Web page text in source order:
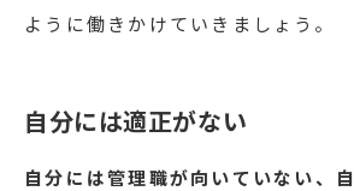
ように働きかけていきましょう。
自分には適正がない
自分には管理職が向いていない、